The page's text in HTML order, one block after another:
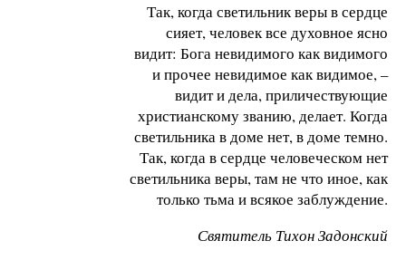
Так, когда светильник веры в сердце
сияет, человек все духовное ясно
видит: Бога невидимого как видимого
и прочее невидимое как видимое, –
видит и дела, приличествующие
христианскому званию, делает. Когда
светильника в доме нет, в доме темно.
Так, когда в сердце человеческом нет
светильника веры, там не что иное, как
только тьма и всякое заблуждение.
Святитель Тихон Задонский